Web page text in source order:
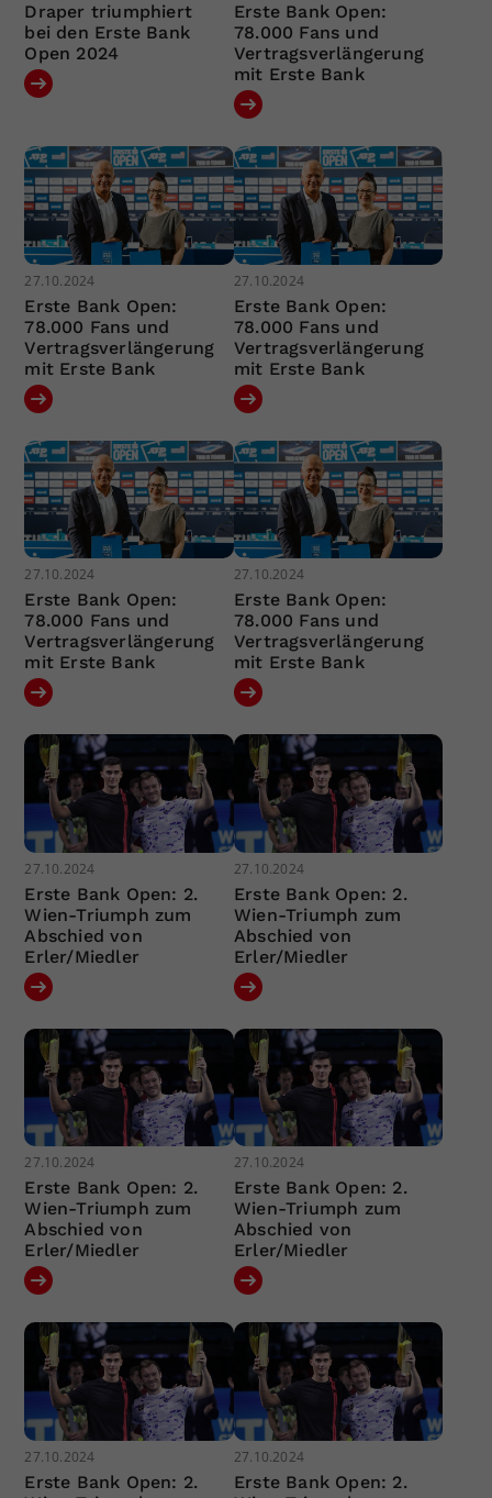
Draper triumphiert
bei den Erste Bank
Open 2024
Erste Bank Open:
78.000 Fans und
Vertragsverlängerung
mit Erste Bank
27.10.2024
Erste Bank Open:
78.000 Fans und
Vertragsverlängerung
mit Erste Bank
27.10.2024
Erste Bank Open:
78.000 Fans und
Vertragsverlängerung
mit Erste Bank
27.10.2024
Erste Bank Open:
78.000 Fans und
Vertragsverlängerung
mit Erste Bank
27.10.2024
Erste Bank Open:
78.000 Fans und
Vertragsverlängerung
mit Erste Bank
27.10.2024
Erste Bank Open: 2.
Wien-Triumph zum
Abschied von
Erler/Miedler
27.10.2024
Erste Bank Open: 2.
Wien-Triumph zum
Abschied von
Erler/Miedler
27.10.2024
Erste Bank Open: 2.
Wien-Triumph zum
Abschied von
Erler/Miedler
27.10.2024
Erste Bank Open: 2.
Wien-Triumph zum
Abschied von
Erler/Miedler
27.10.2024
Erste Bank Open: 2.
27.10.2024
Erste Bank Open: 2.